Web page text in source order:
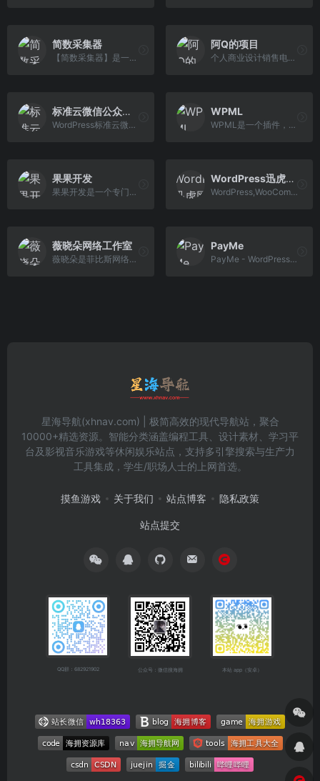
简数采集器
【简数采集器】是一个完全在线配置和云采集的网站文章采集工具。功能强大，操作非常简单，并且采集不需要安装任何客户端或插件；支持在线可视化点选；集成智能提 取引擎，自动识别数据和规则；独家首创书签采集；可导出发送到自定义Http接口、数据库等。是免费的在线网页文章采集软件。
阿Q的项目
个人商业设计销售电子商务平台,Wordpress付费插件,Wordpress付费主题，QQWorld采集插件
标准云微信公众号采集
WordPress标准云微信公众号采集插件
WPML
WPML是一个插件，它使超百万个WordPress网站可以使用多种语言。它功能强大，适用于企业网站，但对博客来说又很简单。
果果开发
果果开发是一个专门开发WordPress插件的网站
WordPress迅虎网络插件
WordPress,WooCommerce,微信支付宝插件,WooCommerce小程序,WordPress微信登录插件
薇晓朵网络工作室
薇晓朵是菲比斯网络公司旗下独立运营工作室。为兴趣诞生，为梦想努力！创立十年间主要为企业及个人用户提供 WordPress 建站，WooCommerce 商城等服务，以及网络营销 跨境电商 外贸建站 站群开发 教育培训等业务。薇晓朵，微笑多 ^ ^ ~
PayMe
PayMe - WordPress付费阅读插件
星海导航(xhnav.com) | 极简高效的现代导航站，聚合
10000+精选资源。智能分类涵盖编程工具、设计素材、学习平
台及影视音乐游戏等休闲娱乐站点，支持多引擎搜索与生产力
工具集成，学生/职场人士的上网首选。
摸鱼游戏 关于我们 站点博客 隐私政策
站点提交
QQ群：682921902 公众号：微信搜海拥 本站 app（安卓）